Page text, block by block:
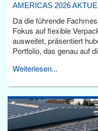
AMERICAS 2026
Da die führende
Fokus auf flexible
ausweitet, präsentiert
Portfolio, das genau auf
Weiterlesen...